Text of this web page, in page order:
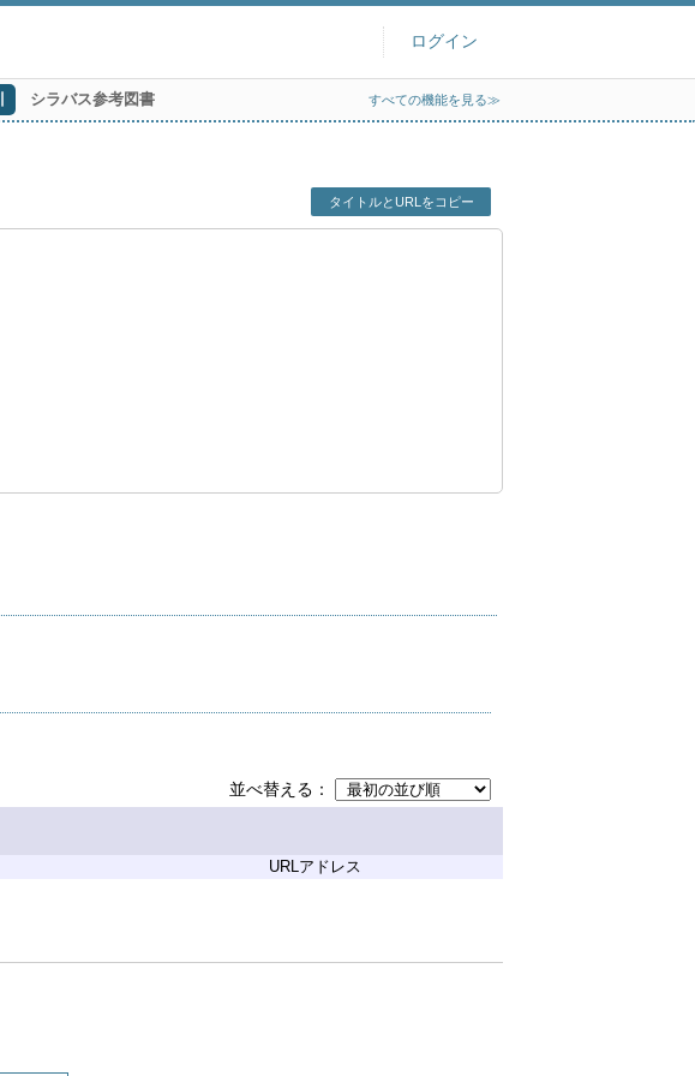
ログイン
シラバス参考図書 すべての機能を見る≫
タイトルとURLをコピー
並べ替える
URLアドレス